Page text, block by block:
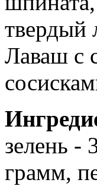
твердый
Лаваш с
зелень -
грамм,